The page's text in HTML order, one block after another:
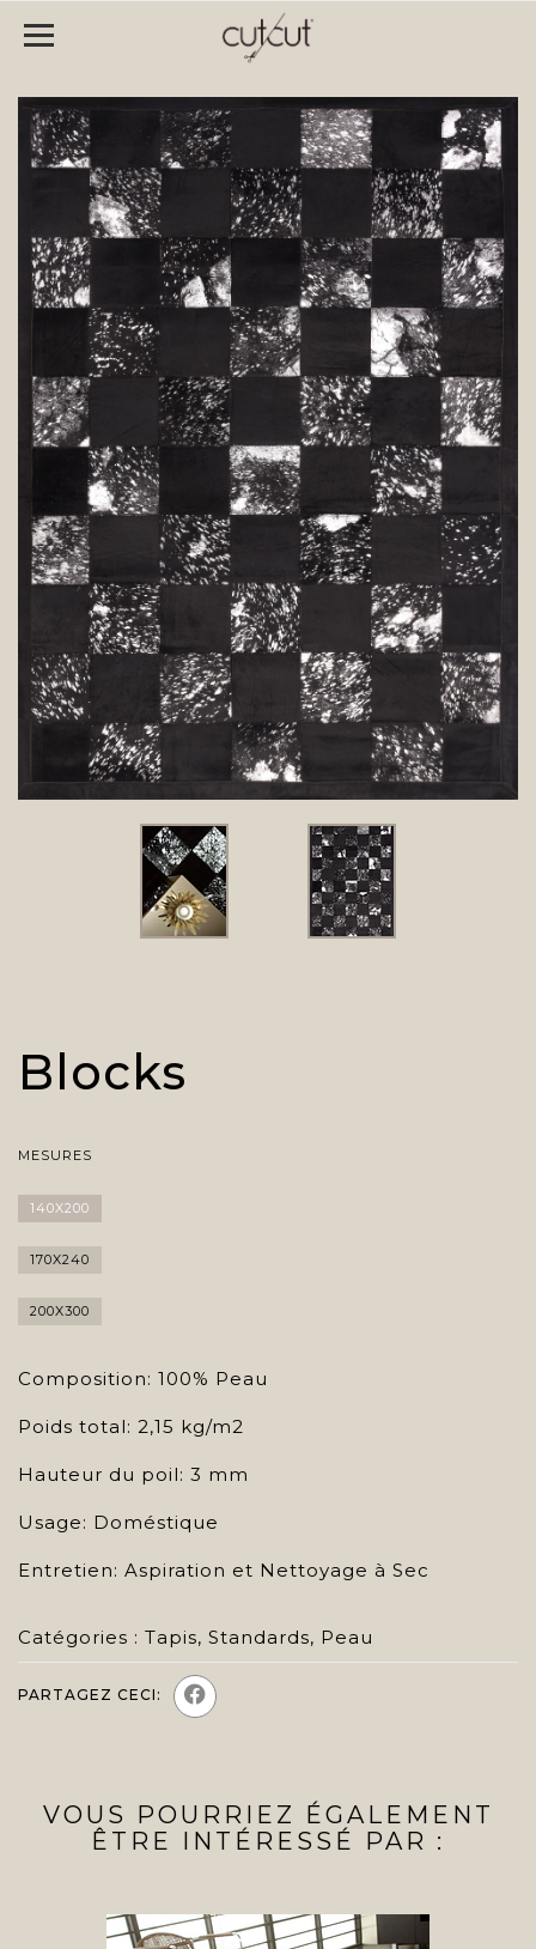
Blocks
MESURES
140X200
170X240
200X300
Composition: 100% Peau
Poids total: 2,15 kg/m2
Hauteur du poil: 3 mm
Usage: Doméstique
Entretien: Aspiration et Nettoyage à Sec
Catégories : Tapis, Standards, Peau
PARTAGEZ CECI:
VOUS POURRIEZ ÉGALEMENT
ÊTRE INTÉRESSÉ PAR :